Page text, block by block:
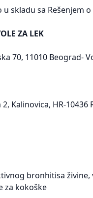
skladu sa Rešenjem
ZA LEK
70, 11010 Beograd-
2, Kalinovica, HR-
bronhitisa
za kokoške